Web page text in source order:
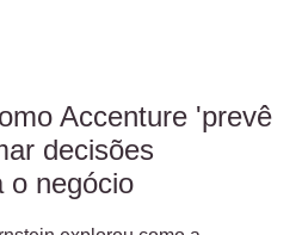
Accenture 'prevê
decisões
o negócio